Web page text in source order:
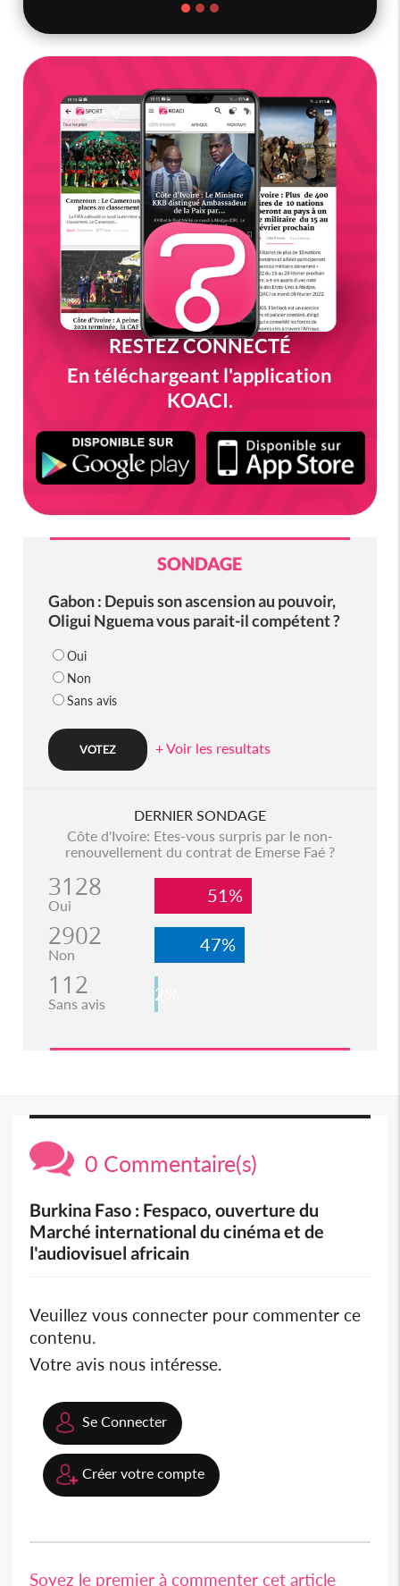
RESTEZ CONNECTÉ
En téléchargeant l'application
KOACI.
SONDAGE
Gabon : Depuis son ascension au pouvoir,
Oligui Nguema vous parait-il compétent ?
Oui
Non
Sans avis
+ Voir les resultats
DERNIER SONDAGE
Côte d'Ivoire: Etes-vous surpris par le non-
renouvellement du contrat de Emerse Faé ?
3128
Oui 51%
2902
Non 47%
112
Sans avis 2%
0 Commentaire(s)
Burkina Faso : Fespaco, ouverture du
Marché international du cinéma et de
l'audiovisuel africain
Veuillez vous connecter pour commenter ce
contenu.
Votre avis nous intéresse.
Se Connecter
Créer votre compte
Soyez le premier à commenter cet article